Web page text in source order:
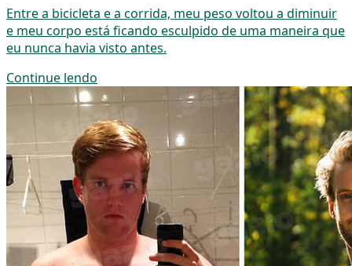
Entre a bicicleta e a corrida, meu peso voltou a diminuir
e meu corpo está ficando esculpido de uma maneira que
eu nunca havia visto antes.
Continue lendo